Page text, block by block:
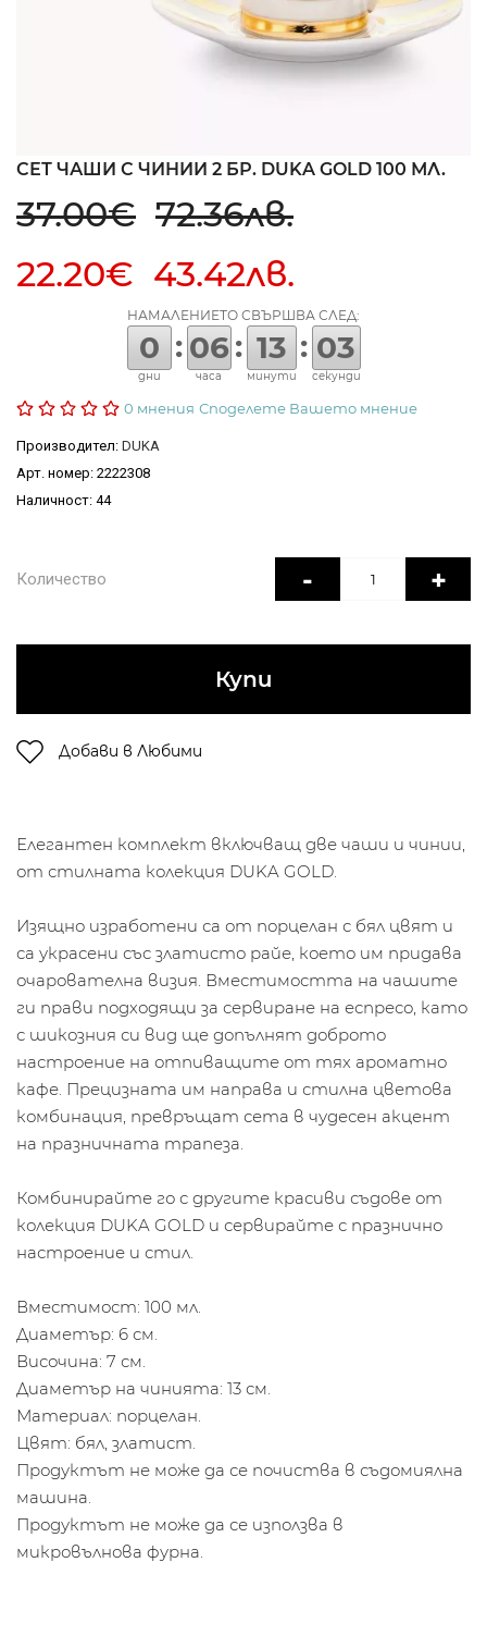
СЕТ ЧАШИ С ЧИНИИ 2 БР. DUKA GOLD 100 МЛ.
37.00€ 72.36лв.
22.20€ 43.42лв.
НАМАЛЕНИЕТО СВЪРШВА СЛЕД:
0
дни
: 06
часа
: 13
минути
: 03
секунди
0 мнения Споделете Вашето мнение
Производител: DUKA
Арт. номер: 2222308
Наличност: 44
Количество - +
Купи
Добави в Любими
Елегантен комплект включващ две чаши и чинии,
от стилната колекция DUKA GOLD.
Изящно изработени са от порцелан с бял цвят и
са украсени със златисто райе, което им придава
очарователна визия. Вместимостта на чашите
ги прави подходящи за сервиране на еспресо, като
с шикозния си вид ще допълнят доброто
настроение на отпиващите от тях ароматно
кафе. Прецизната им направа и стилна цветова
комбинация, превръщат сета в чудесен акцент
на празничната трапеза.
Комбинирайте го с другите красиви съдове от
колекция DUKA GOLD и сервирайте с празнично
настроение и стил.
Вместимост: 100 мл.
Диаметър: 6 см.
Височина: 7 см.
Диаметър на чинията: 13 см.
Материал: порцелан.
Цвят: бял, златист.
Продуктът не може да се почиства в съдомиялна
машина.
Продуктът не може да се използва в
микровълнова фурна.